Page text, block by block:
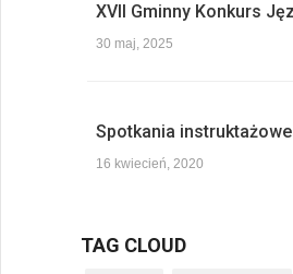
XVII Gminny Konkurs
30 maj, 2025
Spotkania
16 kwiecień, 2020
TAG CLOUD